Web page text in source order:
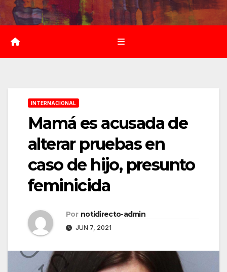
Saltar
al
contenido
INTERNACIONAL
Mamá es acusada de
alterar pruebas en
caso de hijo, presunto
feminicida
Por notidirecto-admin
JUN 7, 2021